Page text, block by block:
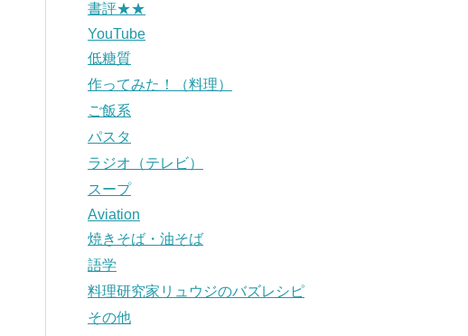
書評★★
YouTube
低糖質
作ってみた！（料理）
ご飯系
パスタ
ラジオ（テレビ）
スープ
Aviation
焼きそば・油そば
語学
料理研究家リュウジのバズレシピ
その他